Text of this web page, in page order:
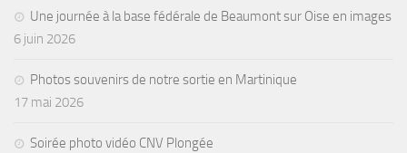
Une journée à la base fédérale de Beaumont sur Oise en images
6 juin 2026
Photos souvenirs de notre sortie en Martinique
17 mai 2026
Soirée photo vidéo CNV Plongée